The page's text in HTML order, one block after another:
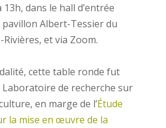
dans le hall d’entrée
Albert-Tessier du
et via Zoom.
cette table ronde fut
de recherche sur
en marge de l’Étude
la mise en œuvre de la